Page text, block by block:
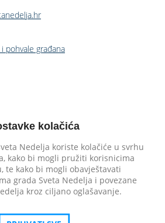
pohvale građana
kolačića
Nedelja koriste kolačiće u svrhu
kako bi mogli pružiti korisnicima
te kako bi mogli obavještavati
grada Sveta Nedelja i povezane
kroz ciljano oglašavanje.